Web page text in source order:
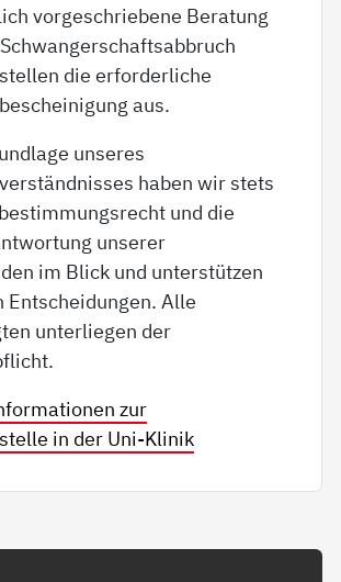
vorgeschriebene Beratung
die erforderliche
aus.
unseres
haben wir stets
und die
unserer
im Blick und unterstützen
Entscheidungen. Alle
unterliegen der
zur
in der Uni-Klinik